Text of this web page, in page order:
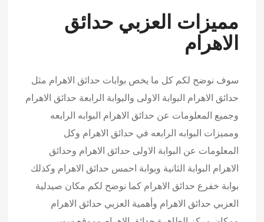
مميزات العزبي حدائق
الاهرام
سوف نوضح لكم كل ما يخص بوابات حدائق الاهرام مثل
حدائق الاهرام البوابة الاولى والبوابة الرابعة حدائق الاهرام
وجميع المعلومات عن حدائق الاهرام البوابه الرابعه
ومميزات البوابه الرابعه في حدائق الاهرام وكل
المعلومات عن البوابة الاولى حدائق الاهرام وحدائق
الاهرام البوابة الثانية وبوابة احمس حدائق الاهرام وكذلك
بوابة خفرع حدائق الاهرام كما نوضح لكم مكان صيدلية
العزبي حدائق الاهرام وأهمية العزبي حدائق الاهرام